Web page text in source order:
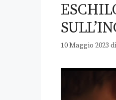
10 Maggio 2023 di